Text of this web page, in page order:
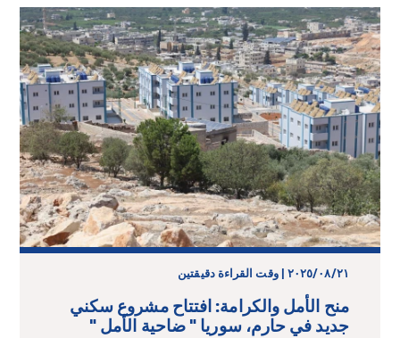
٢١‏/٠٨‏/٢٠٢٥ | وقت القراءة دقيقتين
منح الأمل والكرامة: افتتاح مشروع سكني
جديد في حارم، سوريا " ضاحية الأمل "